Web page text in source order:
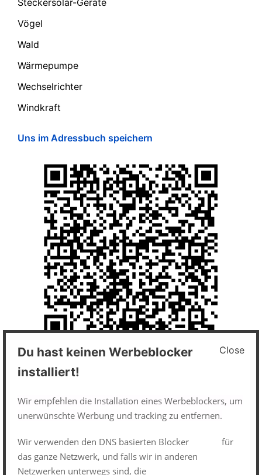
Steckersolar-Geräte
Vögel
Wald
Wärmepumpe
Wechselrichter
Windkraft
Uns im Adressbuch speichern
Impressum und Datenschutz
Datenschutzerklärung
Impressum
Close
Du hast keinen Werbeblocker
installiert!
Wir empfehlen die Installation eines Werbeblockers, um
unerwünschte Werbung und tracking zu entfernen.
Wir verwenden den DNS basierten Blocker
für
das ganze Netzwerk, und falls wir in anderen
Netzwerken unterwegs sind, die